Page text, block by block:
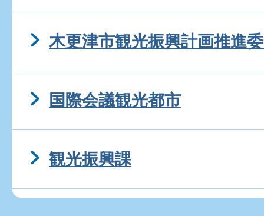
木更津市観光振興計画推進
国際会議観光都市
観光振興課